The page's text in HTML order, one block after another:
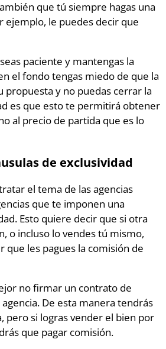
que tú siempre hagas una
ejemplo, le puedes decir que
paciente y mantengas la
el fondo tengas miedo de que la
propuesta y no puedas cerrar la
es que esto te permitirá obtener
al precio de partida que es lo
de exclusividad
el tema de las agencias
que te imponen una
Esto quiere decir que si otra
o incluso lo vendes tú mismo,
que les pagues la comisión de
no firmar un contrato de
De esta manera tendrás
pero si logras vender el bien por
que pagar comisión.